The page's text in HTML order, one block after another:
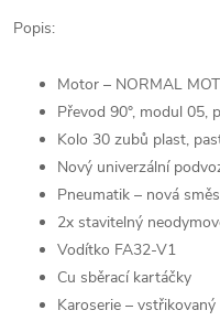
Popis:
Motor – NORMAL
Převod 90°, modul 05,
Kolo 30 zubů plast,
Nový univerzální
Pneumatik – nová
2x stavitelný
Vodítko FA32-V1
Cu sběrací kartáčky
Karoserie –